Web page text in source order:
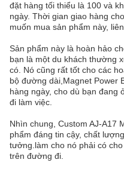
đặt hàng tối thiểu là 100 và
ngày. Thời gian giao hàng
muốn mua sản phẩm này,
Sản phẩm này là hoàn hảo
bạn là một du khách thường
có. Nó cũng rất tốt cho các
bộ đường dài,Magnet Power
hàng ngày, cho dù bạn đang
đi làm việc.
Nhìn chung, Custom AJ-A17
phẩm đáng tin cậy, chất
tưởng.làm cho nó phải có
trên đường đi.